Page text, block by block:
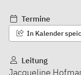
Termine
In Kalender
Leitung
Jacqueline